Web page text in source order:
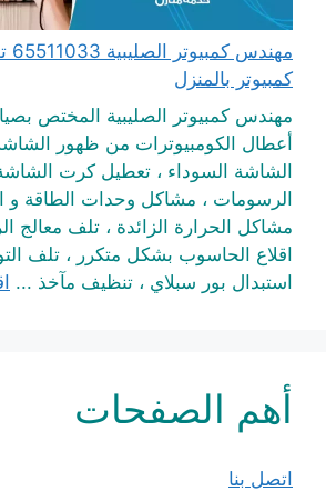
كمبيوتر بالمنزل
مهندس كمبيوتر الصليبية المختص
أعطال الكومبيوترات من ظهور
الشاشة السوداء ، تعطيل كرت
الرسومات ، مشاكل وحدات الطاقة و
مشاكل الحرارة الزائدة ، تلف معالج
اقلاع الحاسوب بشكل متكرر ، تلف
استبدال بور سبلاي ، تنظيف مآخذ ...
أهم الصفحات
اتصل بنا